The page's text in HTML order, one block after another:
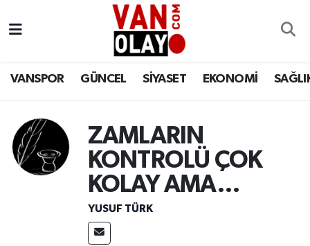
VANSPOR GÜNCEL SİYASET EKONOMİ
ZAMLARIN
KONTROLÜ ÇOK
KOLAY AMA…
YUSUF TÜRK
Siyaset
Ekonomi
Van Nöbetçi Eczaneler
Van Namaz Vakitleri
Van Trafik Yoğunluk Haritası
Süper Lig Puan Durumu ve Fikstür
Tüm Manşetler